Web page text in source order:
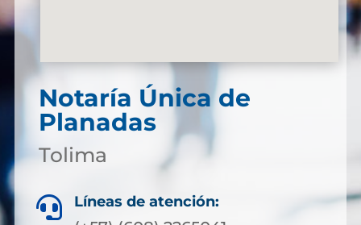
Notaría Única de
Planadas
Tolima
 Líneas de atención: